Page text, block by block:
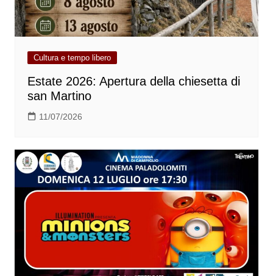
Cultura e tempo libero
Estate 2026: Apertura della chiesetta di
san Martino
11/07/2026